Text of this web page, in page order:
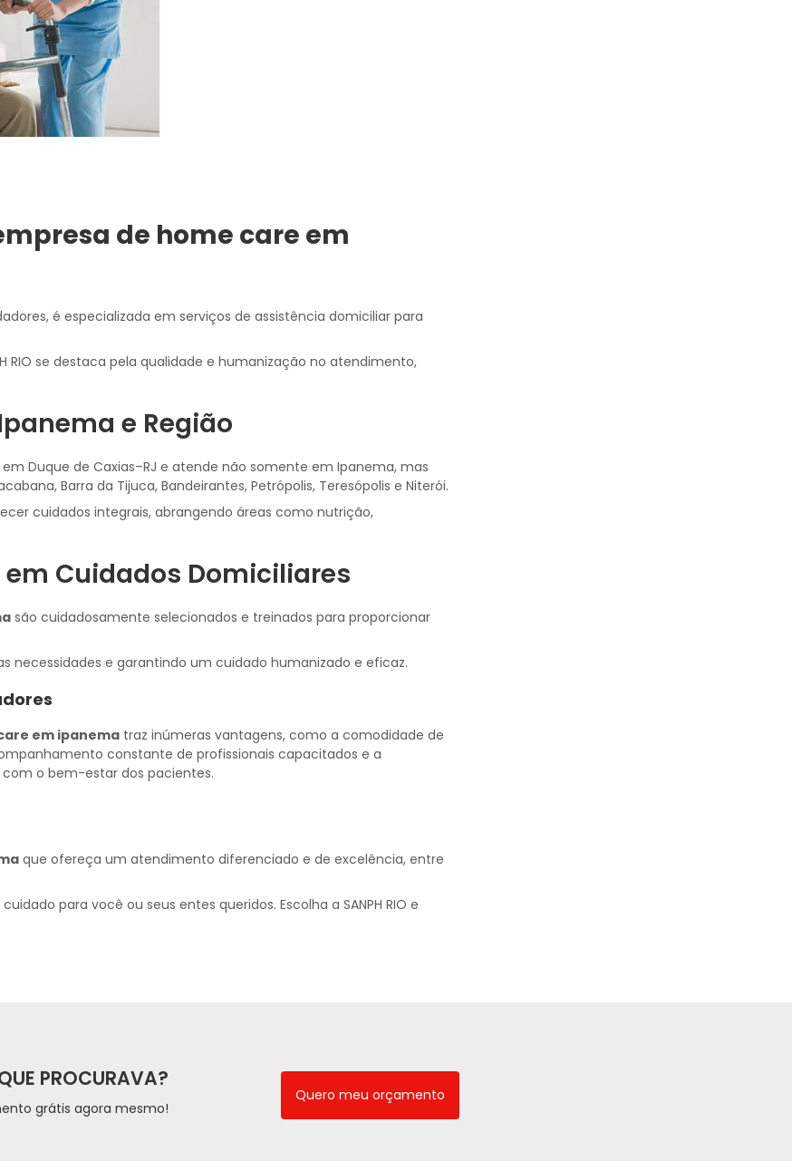
de home care em
é especializada em serviços de assistência domiciliar para
RIO se destaca pela qualidade e humanização no atendimento,
e Região
Duque de Caxias–RJ e atende não somente em Ipanema, mas
Barra da Tijuca, Bandeirantes, Petrópolis, Teresópolis e Niterói.
cuidados integrais, abrangendo áreas como nutrição,
Cuidados Domiciliares
são cuidadosamente selecionados e treinados para proporcionar
necessidades e garantindo um cuidado humanizado e eficaz.
em ipanema traz inúmeras vantagens, como a comodidade de
constante de profissionais capacitados e a
o bem-estar dos pacientes.
que ofereça um atendimento diferenciado e de excelência, entre
para você ou seus entes queridos. Escolha a SANPH RIO e
PROCURAVA?
grátis agora mesmo!
Quero meu orçamento